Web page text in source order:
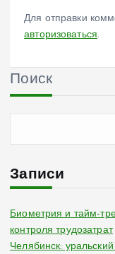
Для отправки
авторизоваться.
Поиск
Записи
Биометрия и тайм-
контроля трудозатрат
Челябинск: